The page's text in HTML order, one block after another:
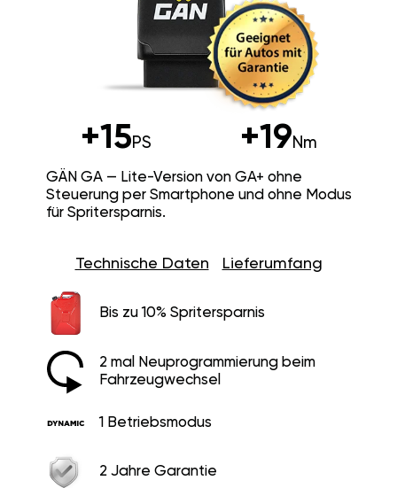
+15PS +19Nm
GÄN GA — Lite-Version von GA+ ohne
Steuerung per Smartphone und ohne Modus
für Spritersparnis.
Technische Daten Lieferumfang
Bis zu 10% Spritersparnis
2 mal Neuprogrammierung beim
Fahrzeugwechsel
1 Betriebsmodus
2 Jahre Garantie